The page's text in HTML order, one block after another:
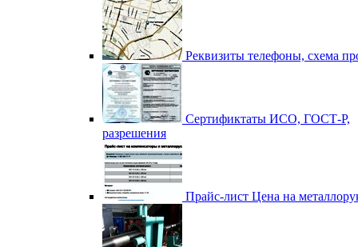
Реквизиты телефоны, схема
Сертификтаты ИСО, ГОСТ-Р,
разрешения
Прайс-лист Цена на